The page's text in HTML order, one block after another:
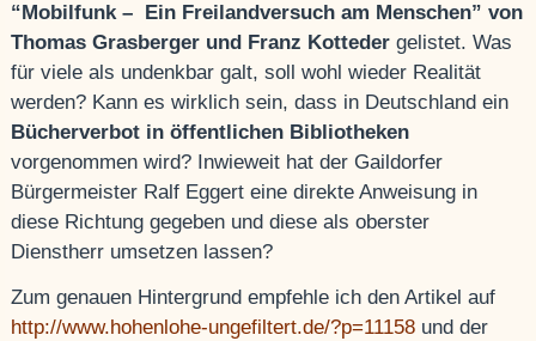
“Mobilfunk – Ein Freilandversuch am Menschen” von
Thomas Grasberger und Franz Kotteder gelistet. Was
für viele als undenkbar galt, soll wohl wieder Realität
werden? Kann es wirklich sein, dass in Deutschland ein
Bücherverbot in öffentlichen Bibliotheken
vorgenommen wird? Inwieweit hat der Gaildorfer
Bürgermeister Ralf Eggert eine direkte Anweisung in
diese Richtung gegeben und diese als oberster
Dienstherr umsetzen lassen?
Zum genauen Hintergrund empfehle ich den Artikel auf
http://www.hohenlohe-ungefiltert.de/?p=11158 und der